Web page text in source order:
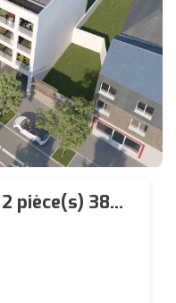
pièce(s) 38